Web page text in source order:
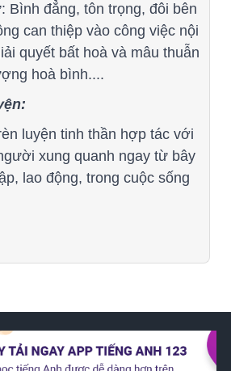
Bình đẳng, tôn trọng, đôi bên
can thiệp vào công việc nội
quyết bất hoà và mâu thuẫn
hoà bình....
luyện tinh thần hợp tác với
xung quanh ngay từ bây
lao động, trong cuộc sống